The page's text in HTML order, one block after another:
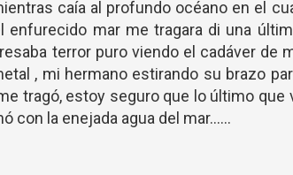
caía al profundo océano en el
mar me tragara di una
terror puro viendo el cadáver de
, mi hermano estirando su brazo
tragó, estoy seguro que lo último que
con la enejada agua del mar......